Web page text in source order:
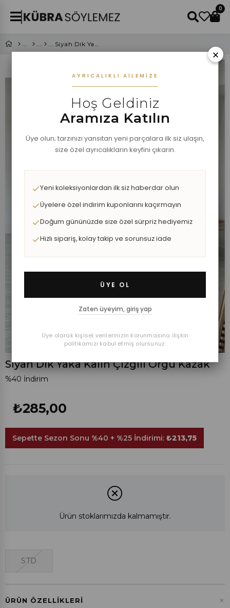
0
Siyah Dik Yaka Kalın Çizgili Örgü Kazak
Siyah Dik Yaka Kalın Çizgili Örgü Kazak
%40 İndirim
₺285,00
Sepette Sezon Sonu %40 + %25 İndirimi: ₺213,75
Ürün stoklarımızda kalmamıştır.
STD
ÜRÜN ÖZELLIKLERI +
×
AYRICALIKLI AILEMIZE
Hoş Geldiniz
Aramıza Katılın
Üye olun; tarzınızı yansıtan yeni parçalara ilk siz ulaşın,
size özel ayrıcalıkların keyfini çıkarın.
Yeni koleksiyonlardan ilk siz haberdar olun
Üyelere özel indirim kuponlarını kaçırmayın
Doğum gününüzde size özel sürpriz hediyemiz
Hızlı sipariş, kolay takip ve sorunsuz iade
ÜYE OL
Zaten üyeyim, giriş yap
Üye olarak kişisel verilerinizin korunmasına ilişkin
politikamızı kabul etmiş olursunuz.